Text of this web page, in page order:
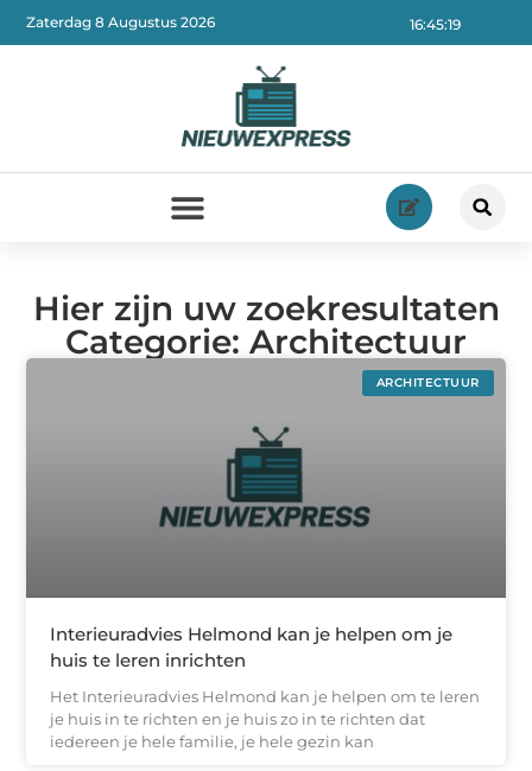
16:45:21
Zaterdag 8 Augustus 2026
Hier zijn uw zoekresultaten
Categorie: Architectuur
ARCHITECTUUR
Interieuradvies Helmond kan je helpen om je
huis te leren inrichten
Het Interieuradvies Helmond kan je helpen om te leren
je huis in te richten en je huis zo in te richten dat
iedereen je hele familie, je hele gezin kan